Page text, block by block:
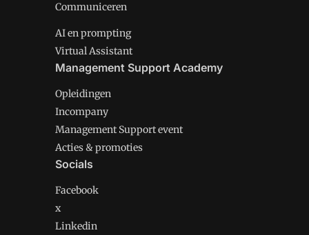
Communiceren
AI en prompting
Virtual Assistant
Management Support Academy
Opleidingen
Incompany
Management Support event
Acties & promoties
Socials
Facebook
x
Linkedin